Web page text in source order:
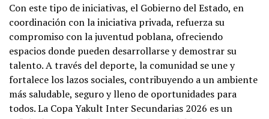
Con este tipo de iniciativas, el Gobierno del Estado, en
coordinación con la iniciativa privada, refuerza su
compromiso con la juventud poblana, ofreciendo
espacios donde pueden desarrollarse y demostrar su
talento. A través del deporte, la comunidad se une y
fortalece los lazos sociales, contribuyendo a un ambiente
más saludable, seguro y lleno de oportunidades para
todos. La Copa Yakult Inter Secundarias 2026 es un